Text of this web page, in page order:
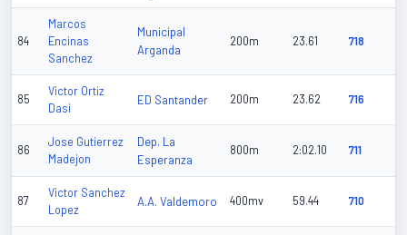
84
Marcos
Encinas
Sanchez
Municipal
Arganda
200m 23.61 718
85
Victor Ortiz
Dasi
ED Santander 200m 23.62 716
86
Jose Gutierrez
Madejon
Dep. La
Esperanza
800m 2:02.10 711
87
Victor Sanchez
Lopez
A.A. Valdemoro 400mv 59.44 710